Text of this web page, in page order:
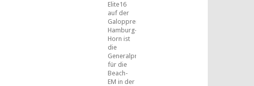
Elite16
auf der
Galopprennbahn
Hamburg-
Horn ist
die
Generalprobe
für die
Beach-
EM in der